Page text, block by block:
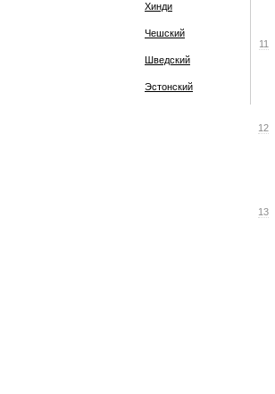
Хинди
Чешский
Шведский
Эстонский
11
12
13